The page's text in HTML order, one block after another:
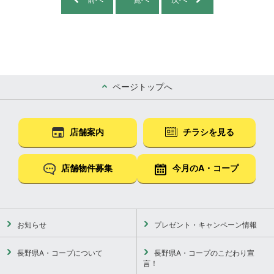
ページトップへ
店舗案内 チラシを見る
店舗物件募集 今月のA・コープ
お知らせ プレゼント・キャンペーン情報
長野県A・コープについて
長野県A・コープのこだわり宣
言！